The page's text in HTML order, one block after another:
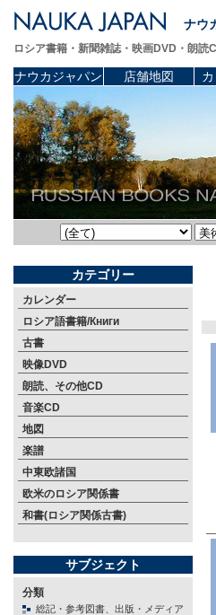
ナウ
ロシア書籍・新聞雑誌・映画DVD・朗
ナウカジャパン 店舗地図
カテゴリー
カレンダー
ロシア語書籍/Книги
古書
映像DVD
朗読、その他CD
音楽CD
地図
楽譜
中東欧諸国
欧米のロシア関係書
和書(ロシア関係古書)
サブジェクト
分類
総記・参考図書、出版・メディア